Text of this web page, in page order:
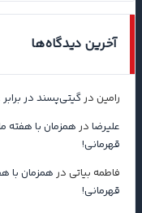
آخرین دیدگاه‌ها
رامین درگیتی‌پسند در برابر
علیرضا در همزمان با هفته
قهرمانی!
فاطمه بیاتی در همزمان با
قهرمانی!